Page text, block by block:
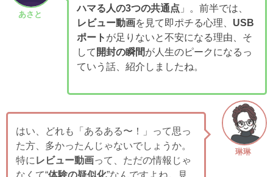
あさと
ハマる人の3つの共通点 」。前半では、
レビュー動画を見て即ポチる心理、 USB
ポート が足りないと不安になる理由、そ
して 開封の瞬間が人生のピークになるっ
ていう話、紹介しましたね。
琳琳
はい、どれも「あるある〜！」って思っ
た方、多かったんじゃないでしょうか。
特にレビュー動画って、ただの情報じゃ